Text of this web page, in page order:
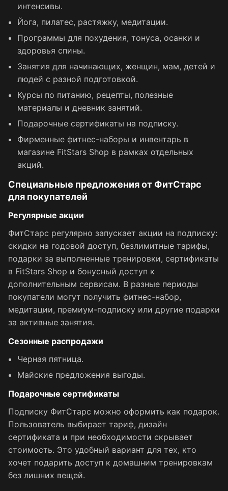
интенсивы.
Йога, пилатес, растяжку, медитации.
Программы для похудения, тонуса, осанки и
здоровья спины.
Занятия для начинающих, женщин, мам, детей и
людей с разной подготовкой.
Курсы по питанию, рецепты, полезные
материалы и дневник занятий.
Подарочные сертификаты на подписку.
Фирменные фитнес-наборы и инвентарь в
магазине FitStars Shop в рамках отдельных
акций.
Специальные предложения от ФитСтарс
для покупателей
Регулярные акции
ФитСтарс регулярно запускает акции на подписку:
скидки на годовой доступ, безлимитные тарифы,
подарки за выполненные тренировки, сертификаты
в FitStars Shop и бонусный доступ к
дополнительным сервисам. В разные периоды
покупатели могут получить фитнес-набор,
медитации, премиум-подписку или другие подарки
за активные занятия.
Сезонные распродажи
Черная пятница.
Майские предложения выгоды.
Подарочные сертификаты
Подписку ФитСтарс можно оформить как подарок.
Пользователь выбирает тариф, дизайн
сертификата и при необходимости скрывает
стоимость. Это удобный вариант для тех, кто
хочет подарить доступ к домашним тренировкам
без лишних вещей.